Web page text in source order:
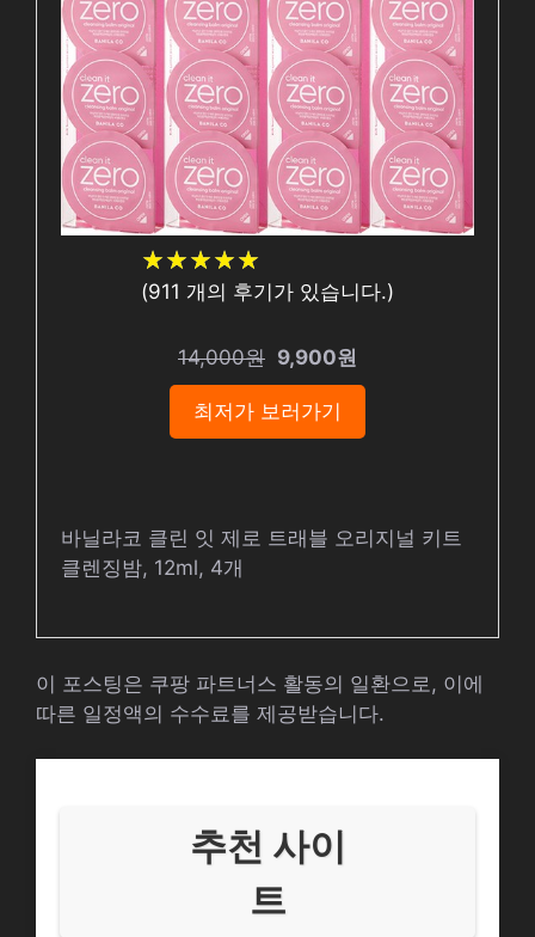
★★★★★
★★★★★
(911 개의 후기가 있습니다.)
14,000원 9,900원
최저가 보러가기
바닐라코 클린 잇 제로 트래블 오리지널 키트
클렌징밤, 12ml, 4개
이 포스팅은 쿠팡 파트너스 활동의 일환으로, 이에
따른 일정액의 수수료를 제공받습니다.
추천 사이
트